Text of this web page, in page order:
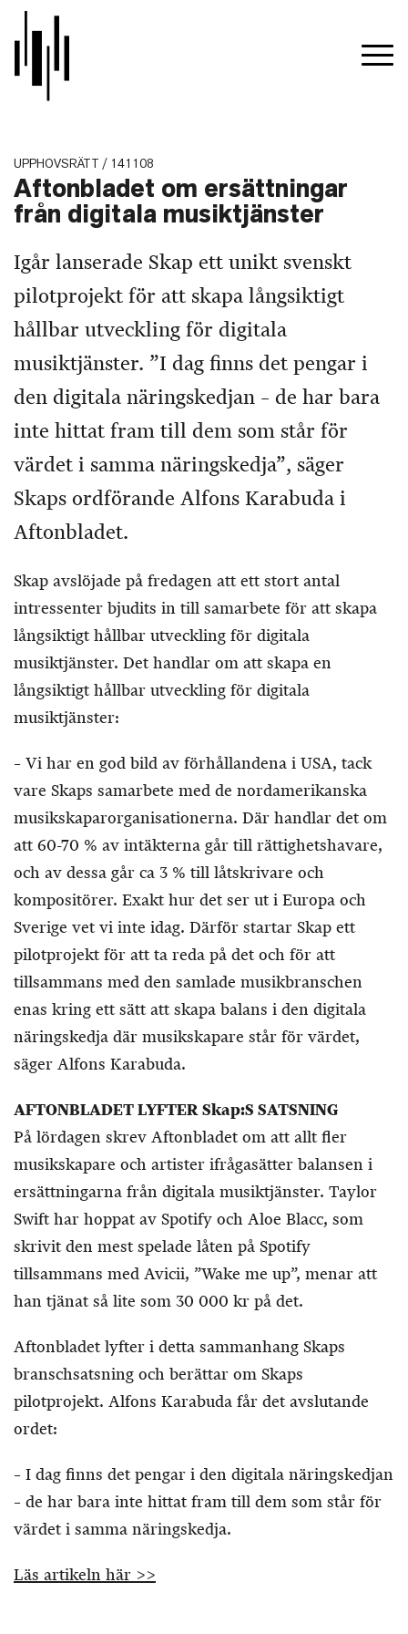
UPPHOVSRÄTT / 141108
Aftonbladet om ersättningar
från digitala musiktjänster
Igår lanserade Skap ett unikt svenskt
pilotprojekt för att skapa långsiktigt
hållbar utveckling för digitala
musiktjänster. ”I dag finns det pengar i
den digitala näringskedjan – de har bara
inte hittat fram till dem som står för
värdet i samma näringskedja”, säger
Skaps ordförande Alfons Karabuda i
Aftonbladet.
Skap avslöjade på fredagen att ett stort antal
intressenter bjudits in till samarbete för att skapa
långsiktigt hållbar utveckling för digitala
musiktjänster. Det handlar om att skapa en
långsiktigt hållbar utveckling för digitala
musiktjänster:
– Vi har en god bild av förhållandena i USA, tack
vare Skaps samarbete med de nordamerikanska
musikskaparorganisationerna. Där handlar det om
att 60-70 % av intäkterna går till rättighetshavare,
och av dessa går ca 3 % till låtskrivare och
kompositörer. Exakt hur det ser ut i Europa och
Sverige vet vi inte idag. Därför startar Skap ett
pilotprojekt för att ta reda på det och för att
tillsammans med den samlade musikbranschen
enas kring ett sätt att skapa balans i den digitala
näringskedja där musikskapare står för värdet,
säger Alfons Karabuda.
AFTONBLADET LYFTER Skap:S SATSNING
På lördagen skrev Aftonbladet om att allt fler
musikskapare och artister ifrågasätter balansen i
ersättningarna från digitala musiktjänster. Taylor
Swift har hoppat av Spotify och Aloe Blacc, som
skrivit den mest spelade låten på Spotify
tillsammans med Avicii, ”Wake me up”, menar att
han tjänat så lite som 30 000 kr på det.
Aftonbladet lyfter i detta sammanhang Skaps
branschsatsning och berättar om Skaps
pilotprojekt. Alfons Karabuda får det avslutande
ordet:
– I dag finns det pengar i den digitala näringskedjan
– de har bara inte hittat fram till dem som står för
värdet i samma näringskedja.
Läs artikeln här >>